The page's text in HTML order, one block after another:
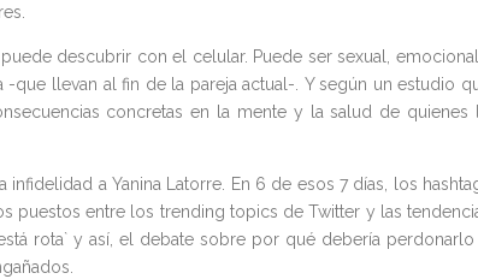
descubrir con el celular. Puede ser sexual,
llevan al fin de la pareja actual-. Y según un estudio
concretas en la mente y la salud de quienes
a Yanina Latorre. En 6 de esos 7 días, los
puestos entre los trending topics de Twitter y las
rota` y así, el debate sobre por qué debería perdonarlo